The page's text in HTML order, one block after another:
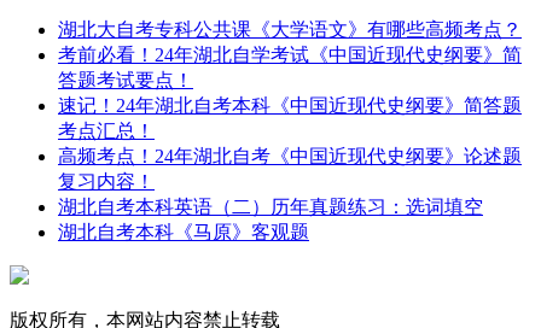
湖北大自考专科公共课《大学语文》有哪些高频考点？
考前必看！24年湖北自学考试《中国近现代史纲要》简
答题考试要点！
速记！24年湖北自考本科《中国近现代史纲要》简答题
考点汇总！
高频考点！24年湖北自考《中国近现代史纲要》论述题
复习内容！
湖北自考本科英语（二）历年真题练习：选词填空
湖北自考本科《马原》客观题
版权所有，本网站内容禁止转载